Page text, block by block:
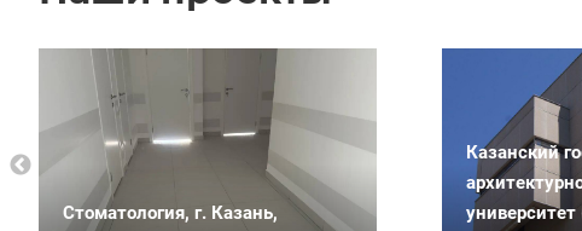
Стоматология, г. Казань,
Казанский